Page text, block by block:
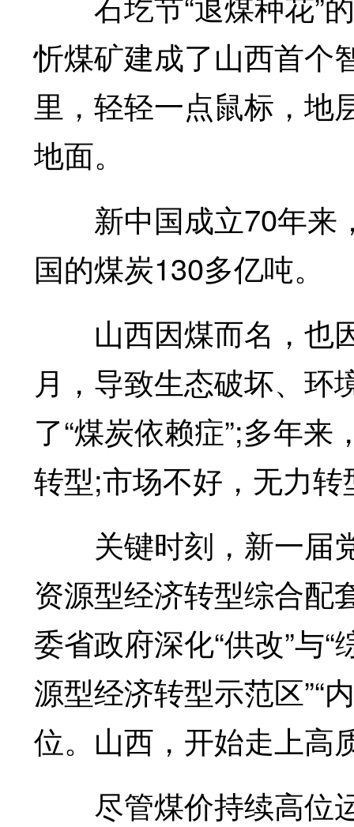
忻煤矿建成了山西首个
里，轻轻一点鼠标，地
地面。
新中国成立70年来
国的煤炭130多亿吨。
山西因煤而名，也
月，导致生态破坏、环
了“煤炭依赖症”;多年
转型;市场不好，无力转
关键时刻，新一届
资源型经济转型综合配
委省政府深化“供改”与“
源型经济转型示范区”“
位。山西，开始走上高
尽管煤价持续高位